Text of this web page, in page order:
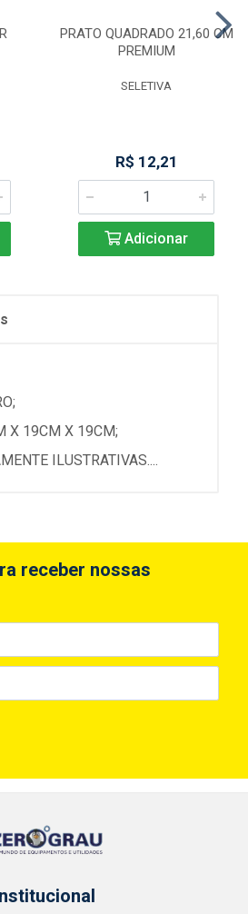
PRATO QUADRADO 21,60 CM
PREMIUM
SELETIVA
R$ 12,21
Adicionar
X 19CM X 19CM;
ILUSTRATIVAS....
receber nossas